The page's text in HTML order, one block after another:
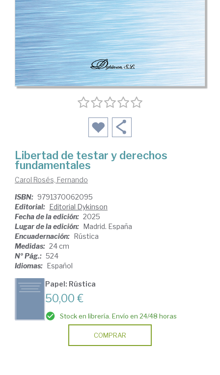
Libertad de testar y derechos
fundamentales
Carol Rosés, Fernando
ISBN: 9791370062095
Editorial: Editorial Dykinson
Fecha de la edición: 2025
Lugar de la edición: Madrid. España
Encuadernación: Rústica
Medidas: 24 cm
Nº Pág.: 524
Idiomas: Español
Papel: Rústica
50,00 €
Stock en librería. Envío en 24/48 horas
COMPRAR